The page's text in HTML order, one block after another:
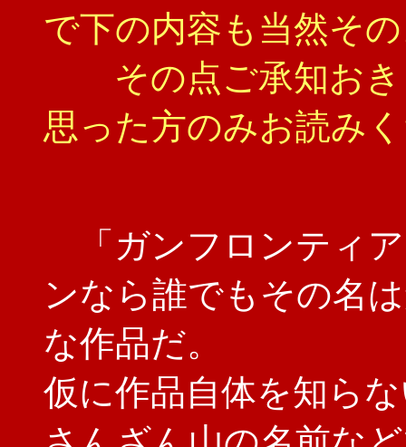
で下の内容も当然そ
その点ご承知おき
思った方のみお読み
「ガンフロンティ
ンなら誰でもその名
な作品だ。
仮に作品自体を知ら